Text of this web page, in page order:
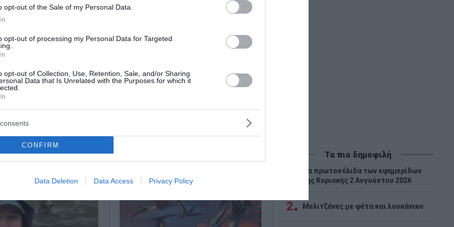
opt-out of the Sale of my Personal Data.
opt-out of processing my Personal Data for Targeted
opt-out of Collection, Use, Retention, Sale, and/or Sharing
Data that Is Unrelated with the Purposes for which it
CONFIRM
Data Deletion Data Access Privacy Policy
του κόσμου με σουβλάκια
του μεγαλύτερου παγόβουνου στον κόσμο
χρόνια
Lykavitos.gr στο Google News
όλες τις ειδήσεις
Τα πιο δημοφιλή
Tα πρωτοσέλιδα των εφημερίδων
της Κυριακής 2 Αυγούστου 2026
2 Μελιτζάνες με φέτα και λουκάνικο